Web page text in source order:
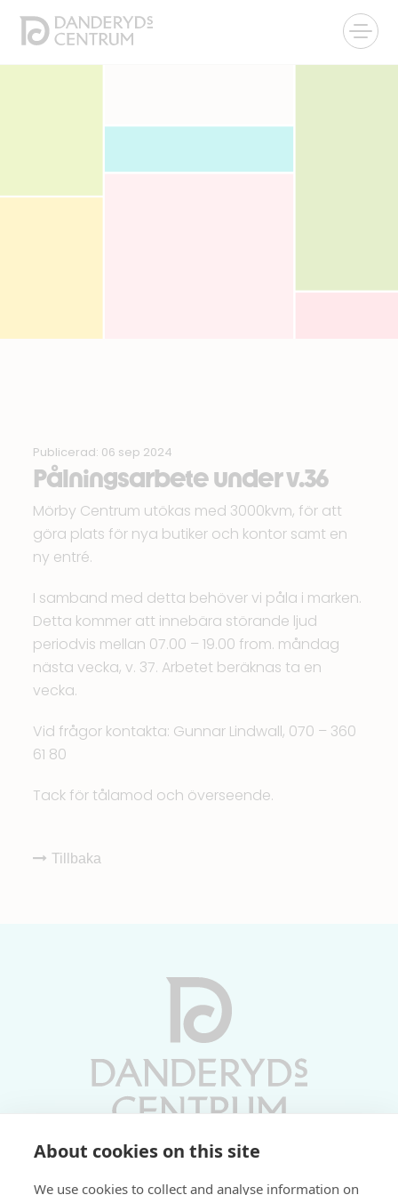
About cookies on this site
We use cookies to collect and analyse information on
Publicerad: 06 sep 2024
Pålningsarbete under v.36
Mörby Centrum utökas med 3000kvm, för att
göra plats för nya butiker och kontor samt en
ny entré.
I samband med detta behöver vi påla i marken.
Detta kommer att innebära störande ljud
periodvis mellan 07.00 – 19.00 from. måndag
nästa vecka, v. 37. Arbetet beräknas ta en
vecka.
Vid frågor kontakta: Gunnar Lindwall, 070 – 360
61 80
Tack för tålamod och överseende.
Tillbaka